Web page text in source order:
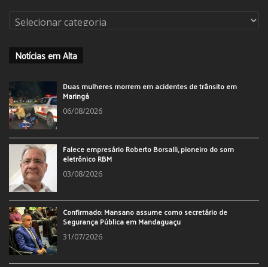
Categorias
Notícias em Alta
Duas mulheres morrem em acidentes de trânsito em
Maringá
06/08/2026
Falece empresário Roberto Borsalli, pioneiro do som
eletrônico RBM
03/08/2026
Confirmado: Mansano assume como secretário de
Segurança Pública em Mandaguaçu
31/07/2026